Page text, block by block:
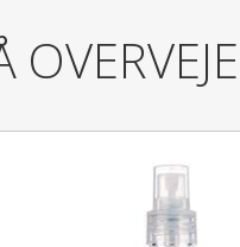
Alcogel ud i den
bør opbevares
er holdbart til den